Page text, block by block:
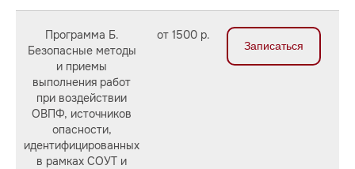
по пожарной безопасности
по гражданской обороне
по антитеррористической
безопасности
по экологии
Если вы юр. лицо или ИП, то ваша
организация должна иметь весь
перечень документации,
соответствующий вашей работе в
области охраны и условий труда.
Иначе вам грозят
статья 5.27 КоАП РФ
Программа Б.
Безопасные методы
и приемы
выполнения работ
при воздействии
ОВПФ, источников
опасности,
идентифицированных
в рамках СОУТ и
от 1500 р.
Записаться